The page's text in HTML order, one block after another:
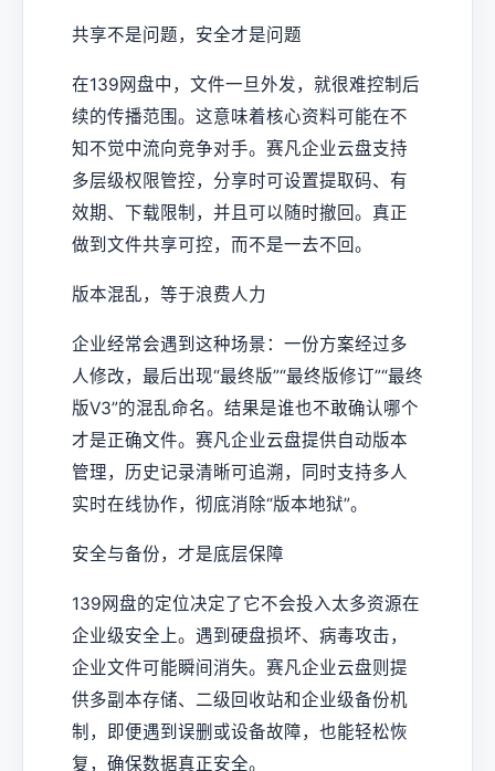
共享不是问题，安全才是问题
在139网盘中，文件一旦外发，就很难控制后
续的传播范围。这意味着核心资料可能在不
知不觉中流向竞争对手。赛凡企业云盘支持
多层级权限管控，分享时可设置提取码、有
效期、下载限制，并且可以随时撤回。真正
做到文件共享可控，而不是一去不回。
版本混乱，等于浪费人力
企业经常会遇到这种场景：一份方案经过多
人修改，最后出现“最终版”“最终版修订”“最终
版V3”的混乱命名。结果是谁也不敢确认哪个
才是正确文件。赛凡企业云盘提供自动版本
管理，历史记录清晰可追溯，同时支持多人
实时在线协作，彻底消除“版本地狱”。
安全与备份，才是底层保障
139网盘的定位决定了它不会投入太多资源在
企业级安全上。遇到硬盘损坏、病毒攻击，
企业文件可能瞬间消失。赛凡企业云盘则提
供多副本存储、二级回收站和企业级备份机
制，即便遇到误删或设备故障，也能轻松恢
复，确保数据真正安全。